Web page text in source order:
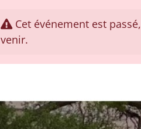
Cet événement est passé,
venir.